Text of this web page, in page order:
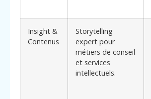
Insight &
Contenus
Storytelling
expert pour
métiers de conseil
et services
intellectuels.